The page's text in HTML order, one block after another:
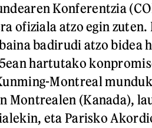
Konferentzia
ofiziala atzo egin
badirudi atzo bidea
hartutako
Montreal
Montrealen (Kanada),
eta Parisko